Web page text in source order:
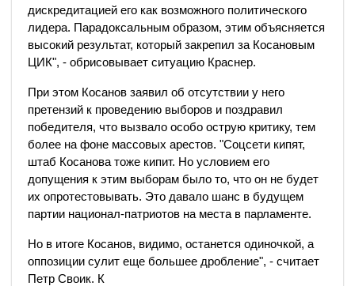
дискредитацией его как возможного политического
лидера. Парадоксальным образом, этим объясняется
высокий результат, который закрепил за Косановым
ЦИК", - обрисовывает ситуацию Краснер.
При этом Косанов заявил об отсутствии у него
претензий к проведению выборов и поздравил
победителя, что вызвало особо острую критику, тем
более на фоне массовых арестов. "Соцсети кипят,
штаб Косанова тоже кипит. Но условием его
допущения к этим выборам было то, что он не будет
их опротестовывать. Это давало шанс в будущем
партии национал-патриотов на места в парламенте.
Но в итоге Косанов, видимо, останется одиночкой, а
оппозиции сулит еще большее дробление", - считает
Петр Своик. К